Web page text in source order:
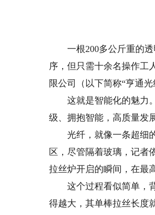
一根200多公斤重的透
序，但只需十余名操作工
限公司（以下简称“亨通
这就是智能化的魅力。
级、拥抱智能，高质量发
光纤，就像一条超细的
区，尽管隔着玻璃，记
拉丝炉开启的瞬间，在最
这个过程看似简单，背
得越大，其单棒拉丝长度